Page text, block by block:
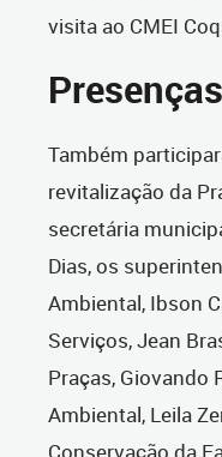
visita ao CMEI
Presenças
Também
revitalização da
secretária
Dias, os
Ambiental, Ibson
Serviços, Jean
Praças, Giovando
Ambiental, Leila
Conservação da